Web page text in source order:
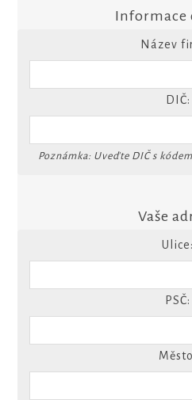
Informace
Název
DIČ:
Poznámka: Uveďte DIČ s kódem
Vaše
Ulice:
PSČ: